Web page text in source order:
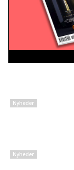
Nyheder
Nyheder
Nyheder